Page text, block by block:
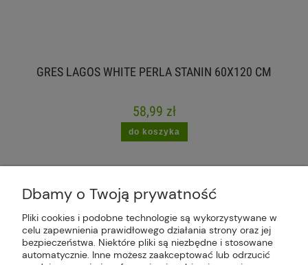
GRES LAGOS WHITE PERLA STANIN 60X120 CM
58,99 zł
do koszyka
Plus Market Sp. z o.o. | Zakręcie 2K, 22-300
Krasnystaw, woj. lubelskie | sklep@plus-market.pl
Dbamy o Twoją prywatność
Pliki cookies i podobne technologie są wykorzystywane w
celu zapewnienia prawidłowego działania strony oraz jej
bezpieczeństwa. Niektóre pliki są niezbędne i stosowane
automatycznie. Inne możesz zaakceptować lub odrzucić